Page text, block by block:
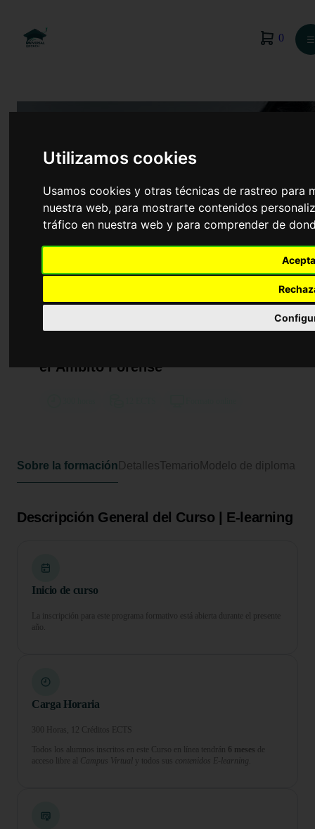
Utilizamos cookies
Usamos cookies y otras técnicas de rastreo para
nuestra web, para mostrarte contenidos
tráfico en nuestra web y para comprender de
0 ☰
Criminología
Especialización en Fundamentos y
el Ámbito Forense
Sobre la formación DetallesTemario Modelo de diploma
Descripción General del Curso | E-learning
Inicio de curso
La inscripción para este programa formativo está abierta durante el presente
año.
Carga Horaria
300 Horas, 12 Créditos ECTS
Todos los alumnos inscritos en este Curso en línea tendrán 6 meses de
acceso libre al Campus Virtual y todos sus contenidos E-learning.